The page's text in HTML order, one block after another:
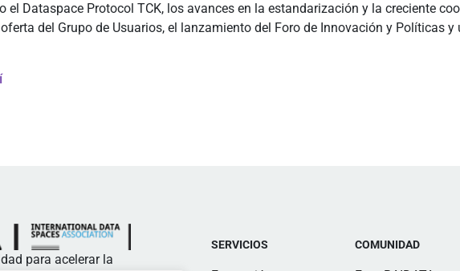
el Dataspace Protocol TCK, los avances en la estandarización y la creciente
del Grupo de Usuarios, el lanzamiento del Foro de Innovación y Políticas
para acelerar la
SERVICIOS COMUNIDAD